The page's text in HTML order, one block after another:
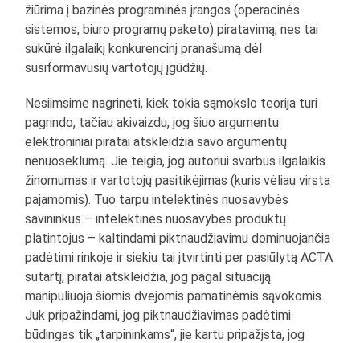
žiūrima į bazinės programinės įrangos (operacinės
sistemos, biuro programų paketo) piratavimą, nes tai
sukūrė ilgalaikį konkurencinį pranašumą dėl
susiformavusių vartotojų įgūdžių.
Nesiimsime nagrinėti, kiek tokia sąmokslo teorija turi
pagrindo, tačiau akivaizdu, jog šiuo argumentu
elektroniniai piratai atskleidžia savo argumentų
nenuoseklumą. Jie teigia, jog autoriui svarbus ilgalaikis
žinomumas ir vartotojų pasitikėjimas (kuris vėliau virsta
pajamomis). Tuo tarpu intelektinės nuosavybės
savininkus – intelektinės nuosavybės produktų
platintojus – kaltindami piktnaudžiavimu dominuojančia
padėtimi rinkoje ir siekiu tai įtvirtinti per pasiūlytą ACTA
sutartį, piratai atskleidžia, jog pagal situaciją
manipuliuoja šiomis dvejomis pamatinėmis sąvokomis.
Juk pripažindami, jog piktnaudžiavimas padėtimi
būdingas tik „tarpininkams“, jie kartu pripažįsta, jog